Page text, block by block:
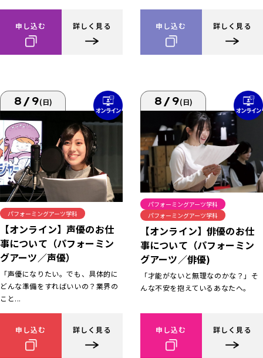
申し込む 詳しく見る 申し込む 詳しく見る
8/9(日)
パフォーミングアーツ学科
【オンライン】声優のお仕
事について（パフォーミン
グアーツ／声優）
「声優になりたい。でも、具体的に
どんな準備をすればいいの？業界の
こと...
申し込む 詳しく見る
8/9(日)
パフォーミングアーツ学科
パフォーミングアーツ学科
【オンライン】俳優のお仕
事について（パフォーミン
グアーツ／俳優)
「才能がないと無理なのかな？」そ
んな不安を抱えているあなたへ。
申し込む 詳しく見る